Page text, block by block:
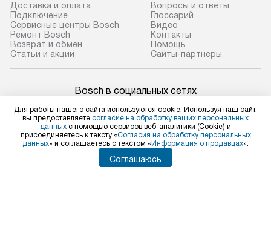
Доставка и оплата
Подключение
Сервисные центры Bosch
Ремонт Bosch
Возврат и обмен
Статьи и акции
Вопросы и ответы
Глоссарий
Видео
Контакты
Помощь
Сайты-партнеры
Bosch в социальных сетях
Для физических лиц
shop@bosch-centre.ru
Для юридических лиц
Для работы нашего сайта используются cookie. Используя наш сайт,
вы предоставляете согласие на обработку ваших персональных
данных с помощью сервисов веб-аналитики (Cookie) и
присоединяетесь к тексту «Согласия на обработку персональных
данных» и соглашаетесь с текстом « Информация о продавцах».
Соглашаюсь